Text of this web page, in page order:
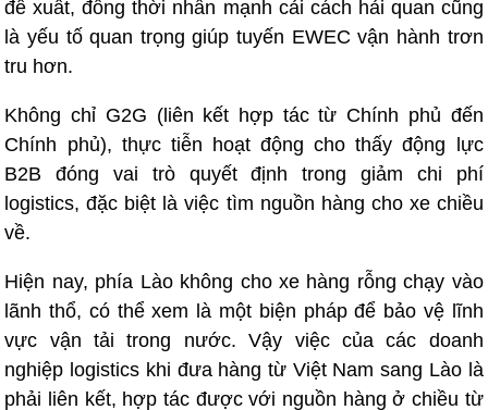
đề xuất, đồng thời nhấn mạnh cải cách hải quan cũng
là yếu tố quan trọng giúp tuyến EWEC vận hành trơn
tru hơn.
Không chỉ G2G (liên kết hợp tác từ Chính phủ đến
Chính phủ), thực tiễn hoạt động cho thấy động lực
B2B đóng vai trò quyết định trong giảm chi phí
logistics, đặc biệt là việc tìm nguồn hàng cho xe chiều
về.
Hiện nay, phía Lào không cho xe hàng rỗng chạy vào
lãnh thổ, có thể xem là một biện pháp để bảo vệ lĩnh
vực vận tải trong nước. Vậy việc của các doanh
nghiệp logistics khi đưa hàng từ Việt Nam sang Lào là
phải liên kết, hợp tác được với nguồn hàng ở chiều từ